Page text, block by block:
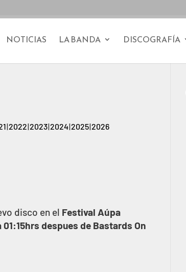
NOTICIAS LA BANDA DISCOGRAFÍA
2022 2023 2024 2025 2026
disco en el Festival Aúpa
despues de Bastards On